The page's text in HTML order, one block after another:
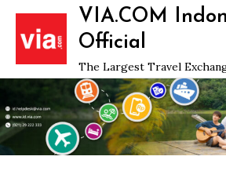
Skip
content
VIA.COM
Official
The Largest Travel